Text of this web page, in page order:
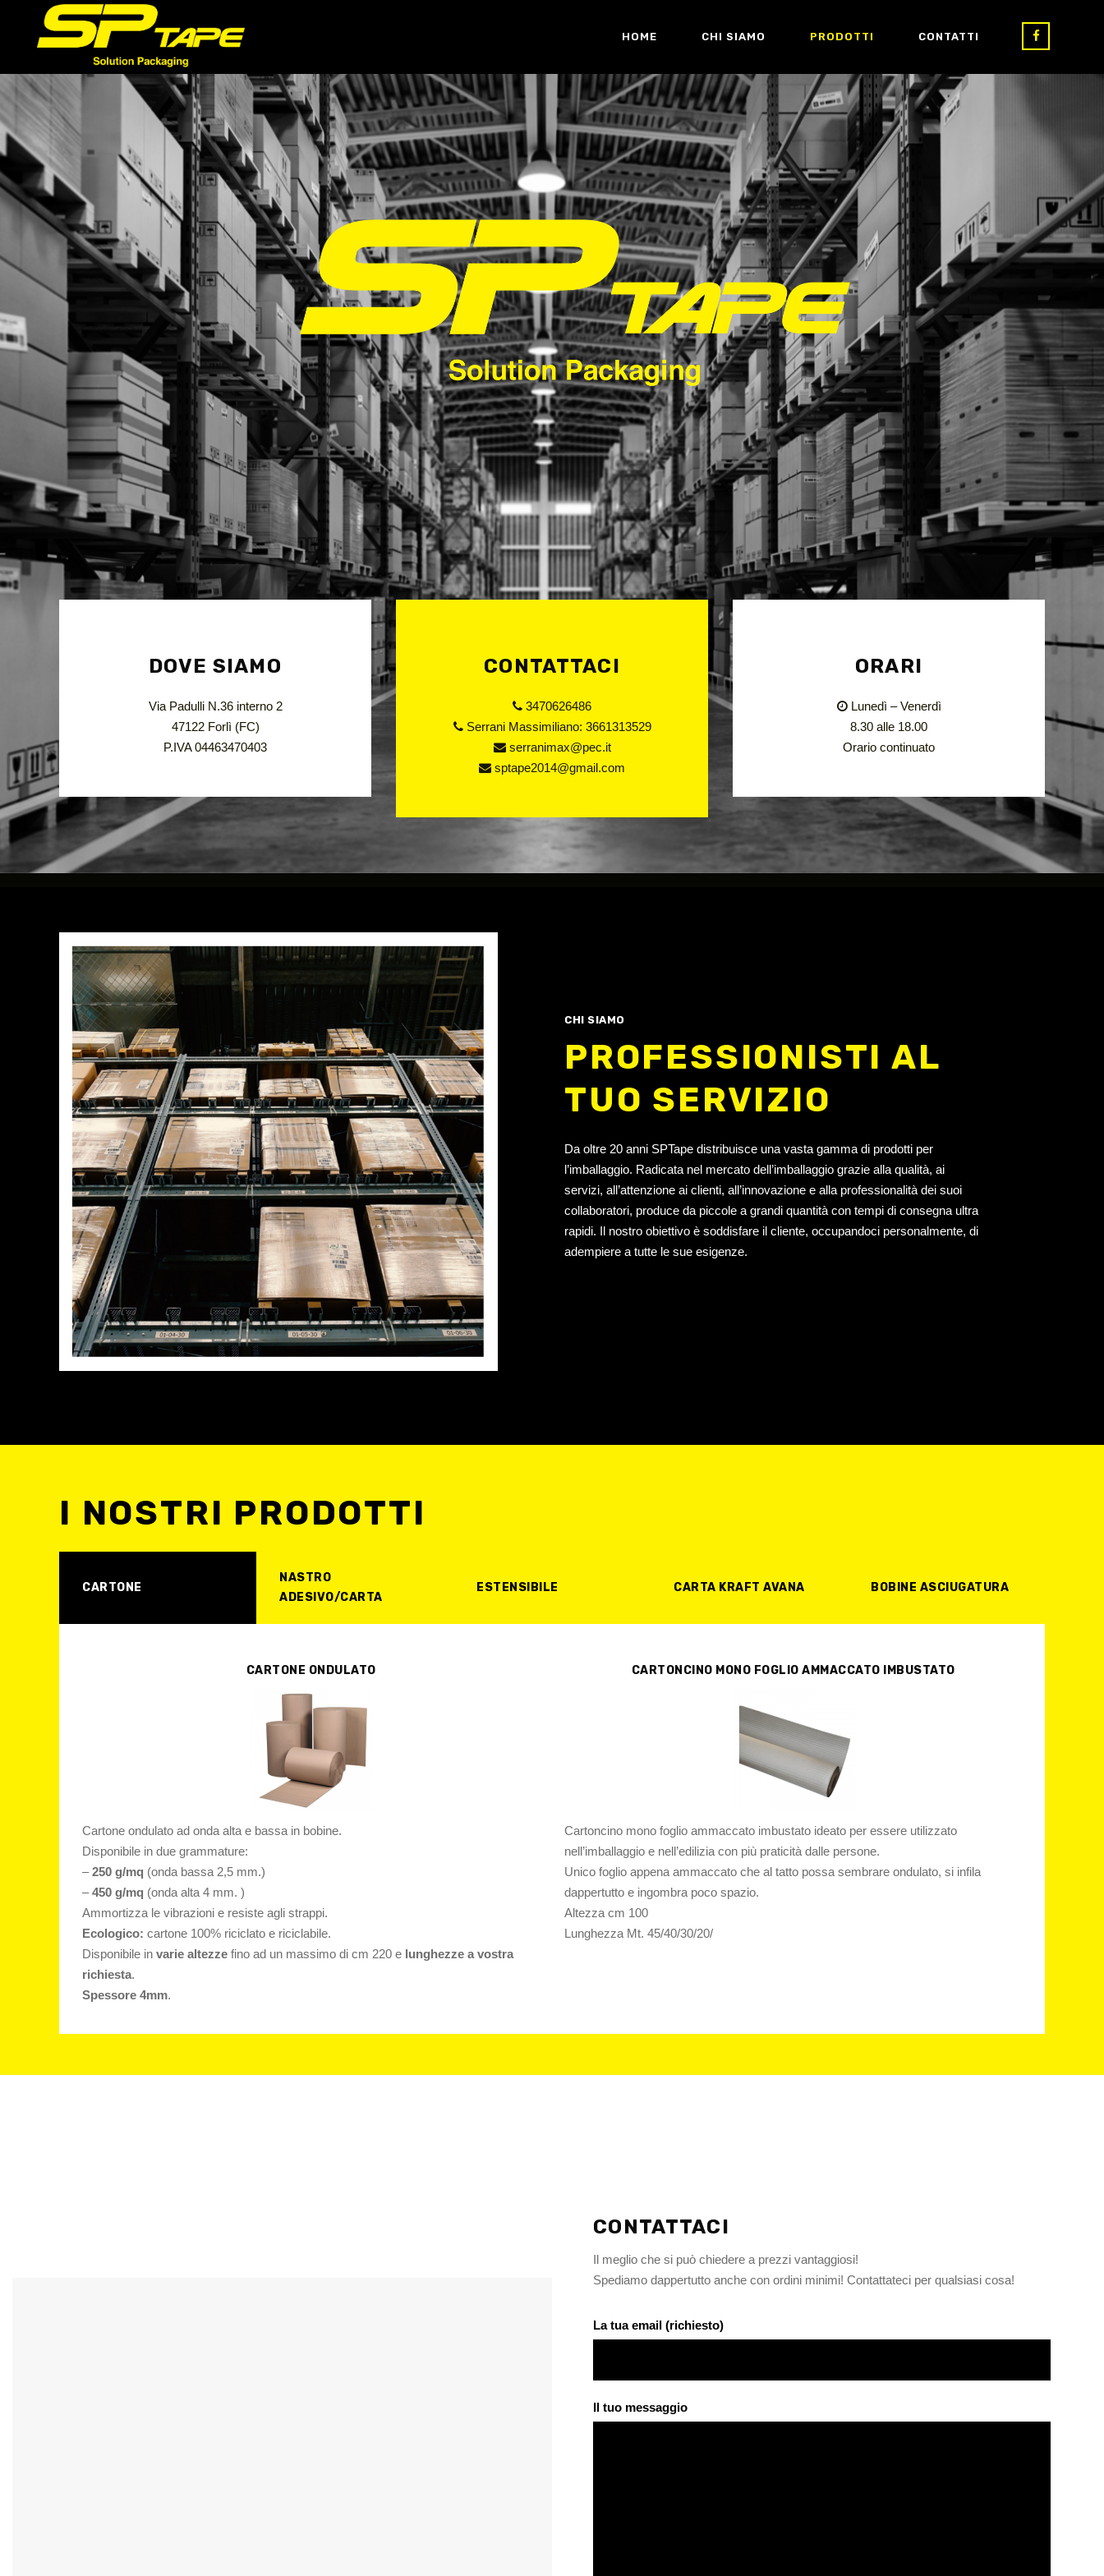
HOME CHI SIAMO PRODOTTI CONTATTI
DOVE SIAMO
Via Padulli N.36 interno 2
47122 Forlì (FC)
P.IVA 04463470403
CONTATTACI
3470626486
Serrani Massimiliano: 3661313529
serranimax@pec.it
sptape2014@gmail.com
ORARI
Lunedì – Venerdì
8.30 alle 18.00
Orario continuato
CHI SIAMO
PROFESSIONISTI AL
TUO SERVIZIO
Da oltre 20 anni SPTape distribuisce una vasta gamma di prodotti per
l’imballaggio. Radicata nel mercato dell’imballaggio grazie alla qualità, ai
servizi, all’attenzione ai clienti, all’innovazione e alla professionalità dei suoi
collaboratori, produce da piccole a grandi quantità con tempi di consegna ultra
rapidi. Il nostro obiettivo è soddisfare il cliente, occupandoci personalmente, di
adempiere a tutte le sue esigenze.
I NOSTRI PRODOTTI
CARTONE
NASTRO
ADESIVO/CARTA
ESTENSIBILE CARTA KRAFT AVANA BOBINE ASCIUGATURA
CARTONE ONDULATO
Cartone ondulato ad onda alta e bassa in bobine.
Disponibile in due grammature:
–250 g/mq (onda bassa 2,5 mm.)
–450 g/mq (onda alta 4 mm. )
Ammortizza le vibrazioni e resiste agli strappi.
Ecologico: cartone 100% riciclato e riciclabile.
Disponibile in varie altezze fino ad un massimo di cm 220 e lunghezze a vostra
richiesta.
Spessore 4mm.
CARTONCINO MONO FOGLIO AMMACCATO IMBUSTATO
Cartoncino mono foglio ammaccato imbustato ideato per essere utilizzato
nell’imballaggio e nell’edilizia con più praticità dalle persone.
Unico foglio appena ammaccato che al tatto possa sembrare ondulato, si infila
dappertutto e ingombra poco spazio.
Altezza cm 100
Lunghezza Mt. 45/40/30/20/
CONTATTACI
Il meglio che si può chiedere a prezzi vantaggiosi!
Spediamo dappertutto anche con ordini minimi! Contattateci per qualsiasi cosa!
La tua email (richiesto)
Il tuo messaggio